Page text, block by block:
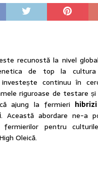
recunostă la nivel
de top la cultura
investește continuu în
riguroase de testare și
ajung la fermieri
. Această abordare ne-a
pentru
Oleică.